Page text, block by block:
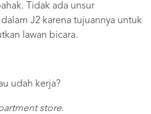
Tidak ada unsur
J2 karena tujuannya untuk
lawan bicara.
udah kerja?
store.